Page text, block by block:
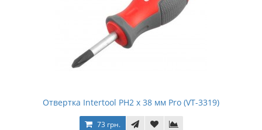
Отвертка Intertool PH2 x 38 мм Pro (VT-3319)
73 грн.